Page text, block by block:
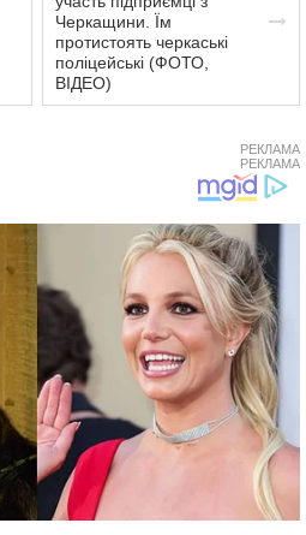
Черкащини. Їм
протистоять черкаські
поліцейські (ФОТО,
ВІДЕО)
РЕКЛАМА
РЕКЛАМА